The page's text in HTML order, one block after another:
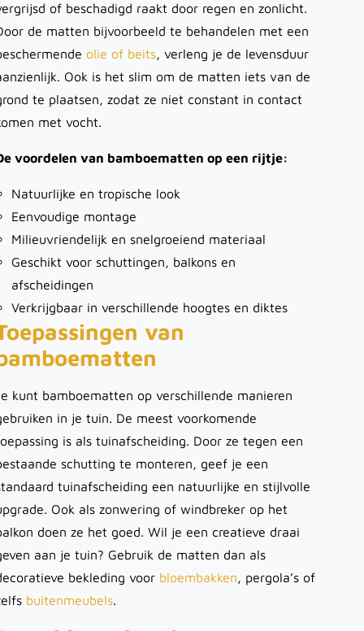
of beschadigd raakt door regen en zonlicht.
de matten bijvoorbeeld te behandelen met een
olie of beits, verleng je de levensduur
Ook is het slim om de matten iets van de
te plaatsen, zodat ze niet constant in contact
met vocht.
voordelen van bamboematten op een rijtje:
Natuurlijke en tropische look
Eenvoudige montage
Milieuvriendelijk en snelgroeiend materiaal
Geschikt voor schuttingen, balkons en
afscheidingen
Verkrijgbaar in verschillende hoogtes en diktes
van
kunt bamboematten op verschillende manieren
in je tuin. De meest voorkomende
is als tuinafscheiding. Door ze tegen een
schutting te monteren, geef je een
tuinafscheiding een natuurlijke en stijlvolle
Ook als zonwering of windbreker op het
doen ze het goed. Wil je een creatieve draai
aan je tuin? Gebruik de matten dan als
bekleding voor bloembakken, pergola’s of
buitenmeubels.